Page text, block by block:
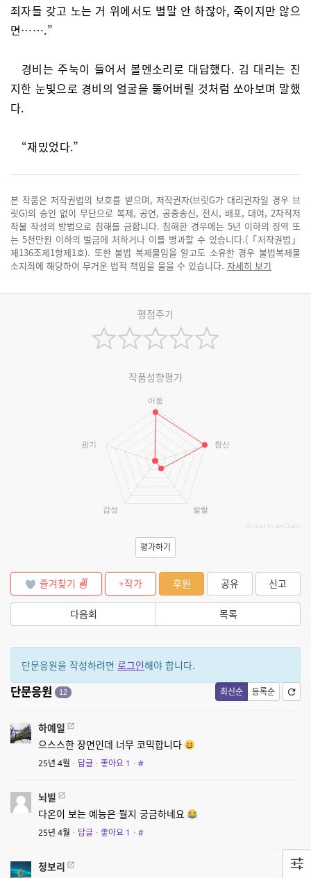
죄자들 갖고 노는 거 위에서도 별말 안 하잖아, 죽이지만 않으
면…….”
경비는 주눅이 들어서 볼멘소리로 대답했다. 김 대리는 진
지한 눈빛으로 경비의 얼굴을 뚫어버릴 것처럼 쏘아보며 말했
다.
“재밌었다.”
본 작품은 저작권법의 보호를 받으며, 저작권자(브릿G가 대리권자일 경우 브
릿G)의 승인 없이 무단으로 복제, 공연, 공중송신, 전시, 배포, 대여, 2차적저
작물 작성의 방법으로 침해를 금합니다. 침해한 경우에는 5년 이하의 징역 또
는 5천만원 이하의 벌금에 처하거나 이를 병과할 수 있습니다.(「저작권법」
제136조제1항제1호). 또한 불법 복제물임을 알고도 소유한 경우 불법복제물
소지죄에 해당하여 무거운 법적 책임을 물을 수 있습니다. 자세히 보기
평점주기
작품성향평가
어둠
참신
발랄
감성
광기
JS chart by amCharts
평가하기
즐겨찾기 +작가 후원 공유 신고
다음회 목록
단문응원을 작성하려면 로그인해야 합니다.
최신순 등록순
단문응원 12
하예일
으스스한 장면인데 너무 코믹합니다
25년 4월 · 답글 · 좋아요 1 · #
뇌빌
다온이 보는 예능은 뭘지 궁금하네요
25년 4월 · 답글 · 좋아요 1 · #
청보리